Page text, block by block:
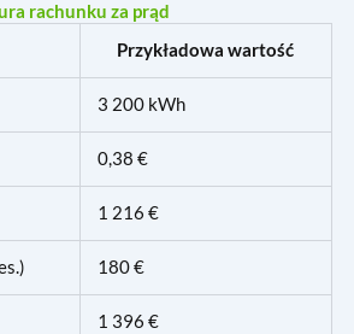
rachunku za prąd
Przykładowa wartość
3 200 kWh
0,38 €
1 216 €
180 €
1 396 €